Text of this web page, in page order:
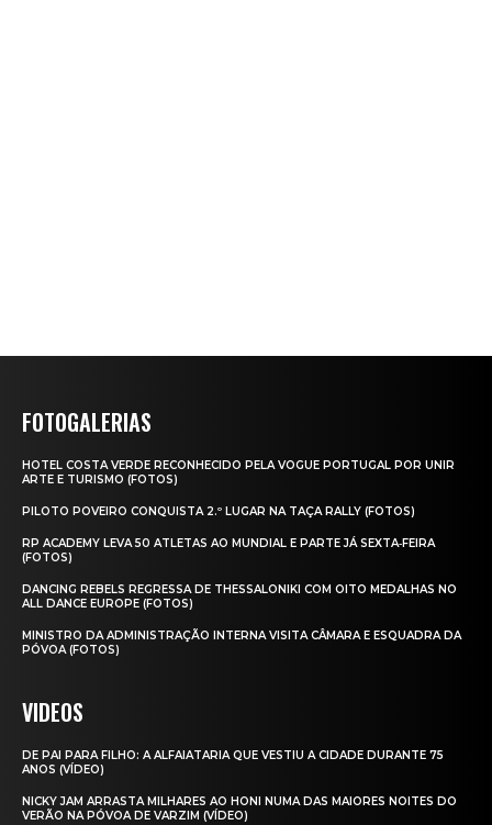
FOTOGALERIAS
HOTEL COSTA VERDE RECONHECIDO PELA VOGUE PORTUGAL POR UNIR
ARTE E TURISMO (FOTOS)
PILOTO POVEIRO CONQUISTA 2.º LUGAR NA TAÇA RALLY (FOTOS)
RP ACADEMY LEVA 50 ATLETAS AO MUNDIAL E PARTE JÁ SEXTA‑FEIRA
(FOTOS)
DANCING REBELS REGRESSA DE THESSALONIKI COM OITO MEDALHAS NO
ALL DANCE EUROPE (FOTOS)
MINISTRO DA ADMINISTRAÇÃO INTERNA VISITA CÂMARA E ESQUADRA DA
PÓVOA (FOTOS)
VIDEOS
DE PAI PARA FILHO: A ALFAIATARIA QUE VESTIU A CIDADE DURANTE 75
ANOS (VÍDEO)
NICKY JAM ARRASTA MILHARES AO HONI NUMA DAS MAIORES NOITES DO
VERÃO NA PÓVOA DE VARZIM (VÍDEO)